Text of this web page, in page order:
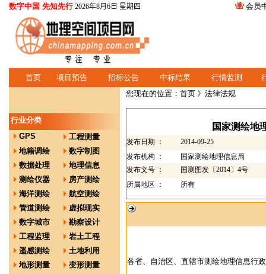
数字中国 先知先行 2026年8月6日 星期四 会员
首页 项目预告 招标公告 中标结果 行情监测
行业分类
GPS
工程测量
地籍调绘
数字制图
数据处理
地理信息
测绘仪器
房产测绘
海洋测绘
航空测绘
管道测绘
虚拟现实
数字城市
勘察设计
工程监理
岩土工程
遥感测绘
土地利用
地形测量
变形测量
您现在的位置： 首页 》法律法规
国家测绘地
发布日期 ：
2014-09-25
发布机构 ：
国家测绘地理信息局
发布文号 ：
国测图发〔2014〕4号
所属地区 ：
所有
各省、自治区、直辖市测绘地理信息行